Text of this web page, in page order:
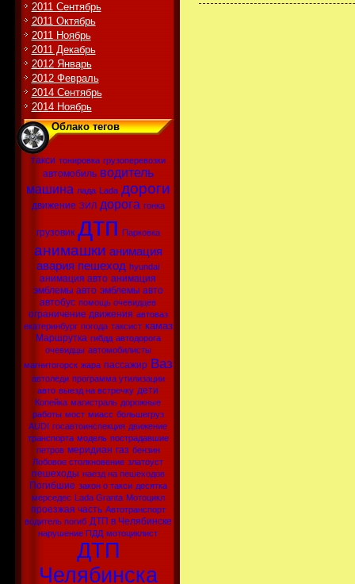
2011 Сентябрь
2011 Октябрь
2011 Ноябрь
2011 Декабрь
2012 Январь
2012 Февраль
2014 Сентябрь
2014 Ноябрь
Облако тегов
такси тонировка грузоперевозки
автомобиль водитель
машина лада Lada дороги
движение ЗИЛ дорога гонка
грузовик дтп Парковка
анимашки анимация
авария пешеход hyundai
анимация авто анимация
эмблемы авто эмблемы авто
автобус помощь очевидцев
ограничение движения автоваз
екатеринбург погода таксист камаз
Маршрутка гибдд автодорога
очевидцы автомобилисты
магнитогорск жара пассажир Ваз
автоледи программа утилизации
авто выезд на встречку дети
Копейка магистраль дорожные
работы мост миасс большегруз
AUDI госавтоинспекция движение
транспорта модель пострадавшие
петров меридиан газ бензин
Лобовое столкновение златоуст
пешеходы наезд на пешеходов
Погибшие закон о такси десятка
мерседес Lada Granta Мотоцикл
проезжая часть Автотранспорт
водитель погиб ДТП в Челябинске
нарушение ПДД мотоциклист
ДТП
Челябинска